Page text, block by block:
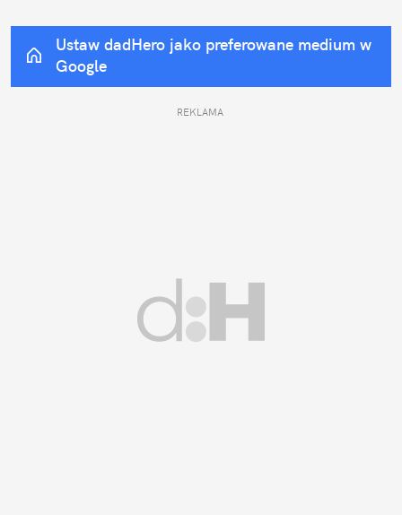
Ustaw dadHero jako preferowane medium w
Google
REKLAMA